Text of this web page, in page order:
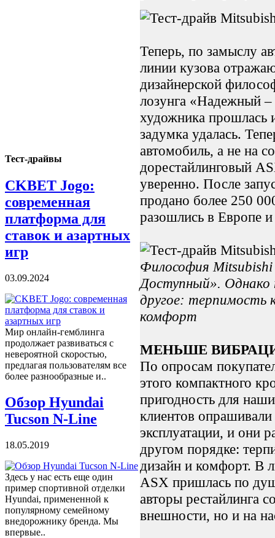
Тест-драйвы
CKBET Jogo:
современная
платформа для
ставок и азартных
игр
03.09.2024
Мир онлайн-гемблинга
продолжает развиваться с
невероятной скоростью,
предлагая пользователям все
более разнообразные и..
Обзор Hyundai
Tucson N-Line
18.05.2019
Здесь у нас есть еще один
пример спортивной отделки
Hyundai, примененной к
популярному семейному
внедорожнику бренда. Мы
впервые..
Теперь, по замыслу
линии кузова
дизайнерской
лозунга «Надежный
художника прошлась
задумка удалась.
автомобиль, а не на
дорестайлинговый
уверенно. После
продано более 250
разошлись в Европе
Философия
Доступный». Однако
другое: терпимость
комфорт
МЕНЬШЕ
По опросам
этого компактного
пригодность для
клиентов
эксплуатации, и они
другом порядке:
дизайн и комфорт. В
ASX пришлась по
авторы рестайлинга
внешности, но и на